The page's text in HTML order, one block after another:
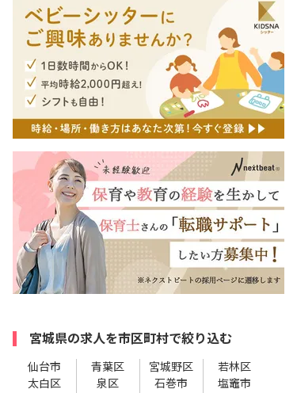
宮城県の求人を市区町村で絞り込む
仙台市 青葉区 宮城野区
若林区
太白区
泉区 石巻市
塩竈市